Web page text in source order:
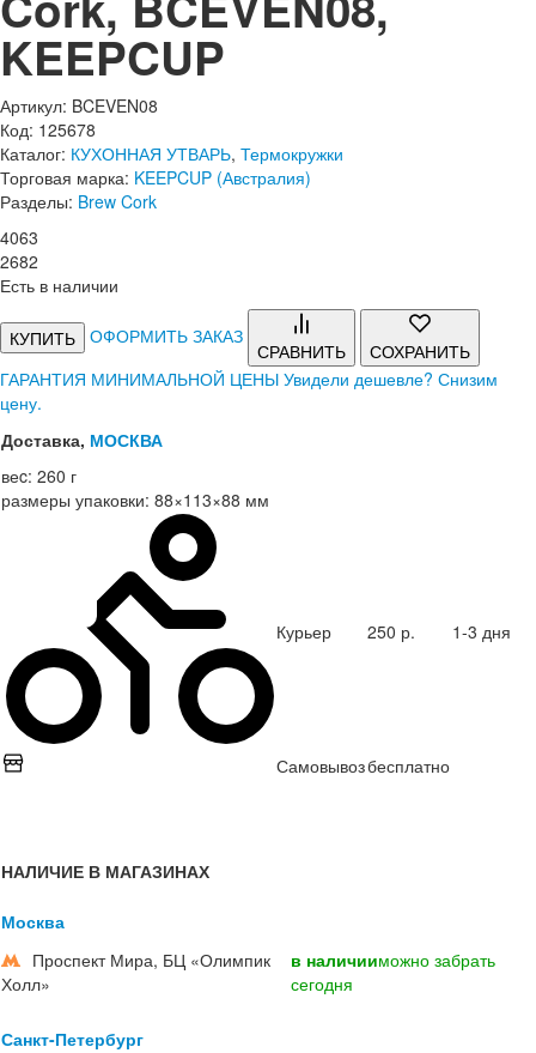
KEEPCUP
Артикул: BCEVEN08
Код: 125678
Каталог: КУХОННАЯ УТВАРЬ, Термокружки
Торговая марка: KEEPCUP (Австралия)
Разделы: Brew Cork
4063
2682
Есть в наличии
КУПИТЬ ОФОРМИТЬ ЗАКАЗ
СРАВНИТЬ
СОХРАНИТЬ
ГАРАНТИЯ МИНИМАЛЬНОЙ ЦЕНЫ Увидели дешевле? Снизим
цену.
Доставка, МОСКВА
веc: 260 г
размеры упаковки: 88×113×88 мм
Курьер 250 р. 1-3 дня
Самовывозбесплатно
НАЛИЧИЕ В МАГАЗИНАХ
Москва
Проспект Мира, БЦ «Олимпик
Холл»
в наличииможно забрать
сегодня
Санкт-Петербург